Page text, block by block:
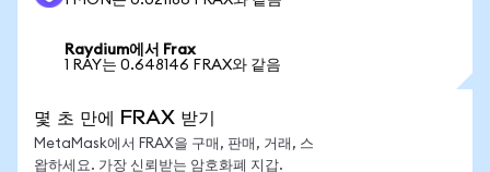
Raydium에서 Frax
1 RAY는 0.648146 FRAX와 같음
몇 초 만에 FRAX 받기
MetaMask에서 FRAX을 구매, 판매, 거래, 스
왑하세요. 가장 신뢰받는 암호화폐 지갑.